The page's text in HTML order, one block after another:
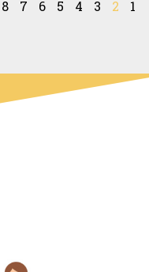
1
2
3
4
5
6
7
8